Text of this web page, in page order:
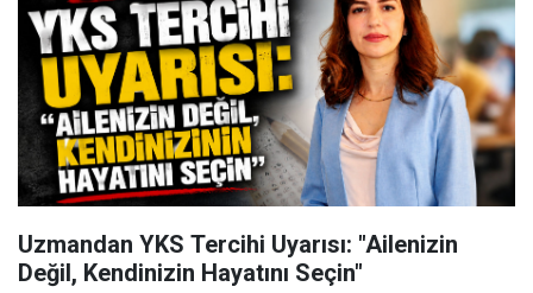
Uzmandan YKS Tercihi Uyarısı: "Ailenizin
Değil, Kendinizin Hayatını Seçin"